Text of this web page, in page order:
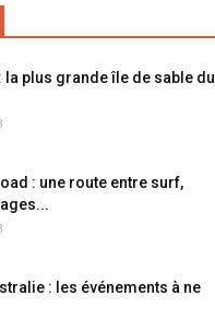
la plus grande île de sable du
: une route entre surf,
: les événements à ne